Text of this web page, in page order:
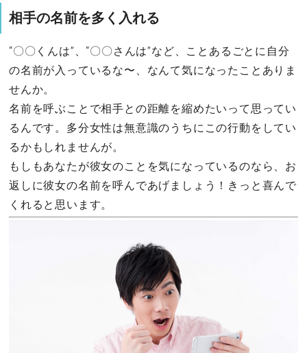
相手の名前を多く入れる
“〇〇くんは”、“〇〇さんは”など、ことあるごとに自分
の名前が入っているな〜、なんて気になったことありま
せんか。
名前を呼ぶことで相手との距離を縮めたいって思ってい
るんです。多分女性は無意識のうちにこの行動をしてい
るかもしれませんが。
もしもあなたが彼女のことを気になっているのなら、お
返しに彼女の名前を呼んであげましょう！きっと喜んで
くれると思います。